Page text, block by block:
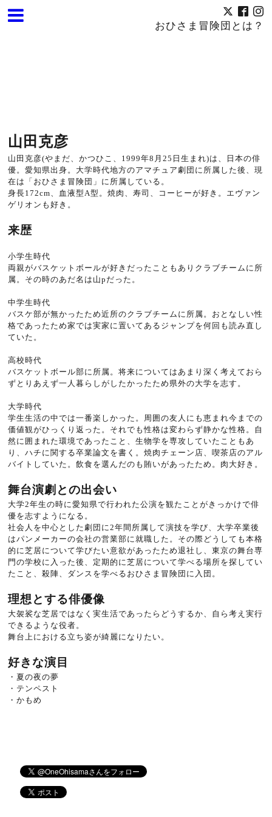
おひさま冒険団とは？
山田克彦
山田克彦(やまだ、かつひこ、1999年8月25日生まれ)は、日本の俳
優。愛知県出身。大学時代地方のアマチュア劇団に所属した後、現
在は「おひさま冒険団」に所属している。
身長172cm、血液型A型。焼肉、寿司、コーヒーが好き。エヴァン
ゲリオンも好き。
来歴
小学生時代
両親がバスケットボールが好きだったこともありクラブチームに所
属。その時のあだ名は山pだった。
中学生時代
バスケ部が無かったため近所のクラブチームに所属。おとなしい性
格であったため家では実家に置いてあるジャンプを何回も読み直し
ていた。
高校時代
バスケットボール部に所属。将来についてはあまり深く考えておら
ずとりあえず一人暮らしがしたかったため県外の大学を志す。
大学時代
学生生活の中では一番楽しかった。周囲の友人にも恵まれ今までの
価値観がひっくり返った。それでも性格は変わらず静かな性格。自
然に囲まれた環境であったこと、生物学を専攻していたこともあ
り、ハチに関する卒業論文を書く。焼肉チェーン店、喫茶店のアル
バイトしていた。飲食を選んだのも賄いがあったため。肉大好き。
舞台演劇との出会い
大学2年生の時に愛知県で行われた公演を観たことがきっかけで俳
優を志すようになる。
社会人を中心とした劇団に2年間所属して演技を学び、大学卒業後
はパンメーカーの会社の営業部に就職した。その際どうしても本格
的に芝居について学びたい意欲があったため退社し、東京の舞台専
門の学校に入った後、定期的に芝居について学べる場所を探してい
たこと、殺陣、ダンスを学べるおひさま冒険団に入団。
理想とする俳優像
大袈裟な芝居ではなく実生活であったらどうするか、自ら考え実行
できるような役者。
舞台上における立ち姿が綺麗になりたい。
好きな演目
・夏の夜の夢
・テンペスト
・かもめ